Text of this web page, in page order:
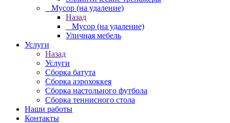
_ Мусор (на удаление)
Назад
_ Мусор (на удаление)
Уличная мебель
Услуги
Назад
Услуги
Сборка батута
Сборка аэрохоккея
Сборка настольного футбола
Сборка теннисного стола
Наши работы
Контакты